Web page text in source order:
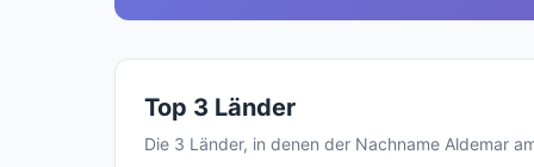
Top 3 Länder
Die 3 Länder, in denen der Nachname Aldemar